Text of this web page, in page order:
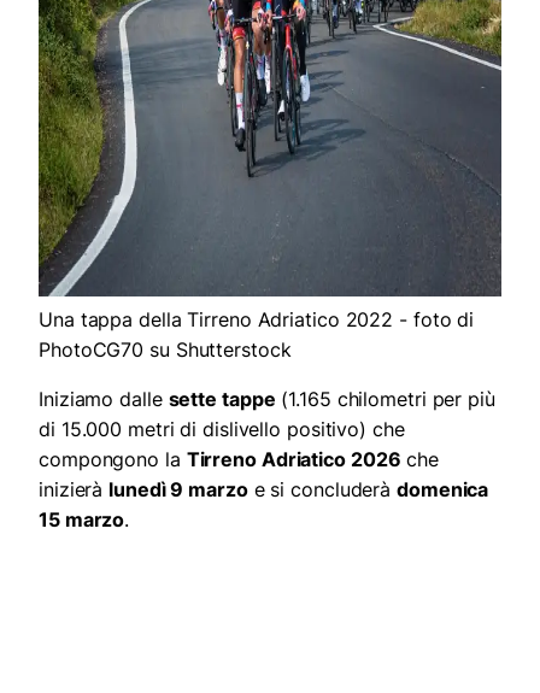
Una tappa della Tirreno Adriatico 2022 - foto di
PhotoCG70 su Shutterstock
Iniziamo dalle sette tappe (1.165 chilometri per più
di 15.000 metri di dislivello positivo) che
compongono la Tirreno Adriatico 2026 che
inizierà lunedì 9 marzoe si concluderàdomenica
15 marzo.